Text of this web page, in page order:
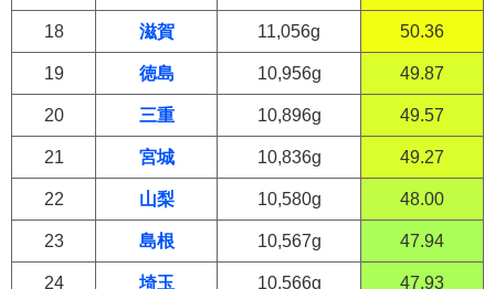
18 滋賀 11,056g 50.36
19 徳島 10,956g 49.87
20 三重 10,896g 49.57
21 宮城 10,836g 49.27
22 山梨 10,580g 48.00
23 島根 10,567g 47.94
24 埼玉 10,566g 47.93